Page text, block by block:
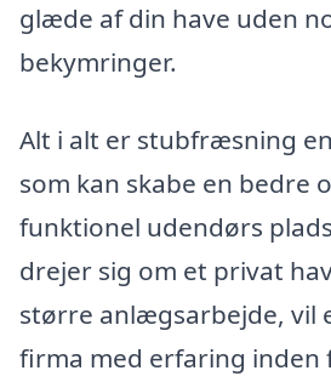
glæde af din have uden
bekymringer.
Alt i alt er stubfræsning
som kan skabe en bedre
funktionel udendørs
drejer sig om et privat
større anlægsarbejde, vil
firma med erfaring inden